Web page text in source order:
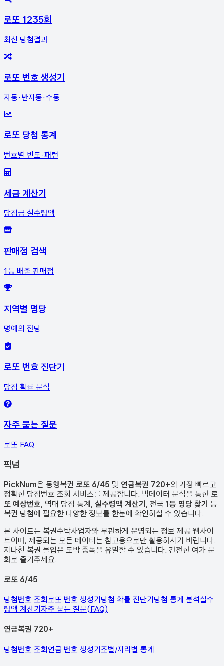
로또 1235회
최신 당첨결과
로또 번호 생성기
자동·반자동·수동
로또 당첨 통계
번호별 빈도·패턴
세금 계산기
당첨금 실수령액
판매점 검색
1등 배출 판매점
지역별 명당
명예의 전당
로또 번호 진단기
당첨 확률 분석
자주 묻는 질문
로또 FAQ
픽넘
PickNum은 동행복권 로또 6/45 및 연금복권 720+의 가장 빠르고
정확한 당첨번호 조회 서비스를 제공합니다. 빅데이터 분석을 통한 로
또 예상번호, 역대 당첨 통계, 실수령액 계산기, 전국 1등 명당 찾기 등
복권 당첨에 필요한 다양한 정보를 한눈에 확인하실 수 있습니다.
본 사이트는 복권수탁사업자와 무관하게 운영되는 정보 제공 웹사이
트이며, 제공되는 모든 데이터는 참고용으로만 활용하시기 바랍니다.
지나친 복권 몰입은 도박 중독을 유발할 수 있습니다. 건전한 여가 문
화로 즐겨주세요.
로또 6/45
당첨번호 조회로또 번호 생성기당첨 확률 진단기당첨 통계 분석실수
령액 계산기자주 묻는 질문(FAQ)
연금복권 720+
당첨번호 조회연금 번호 생성기조별/자리별 통계